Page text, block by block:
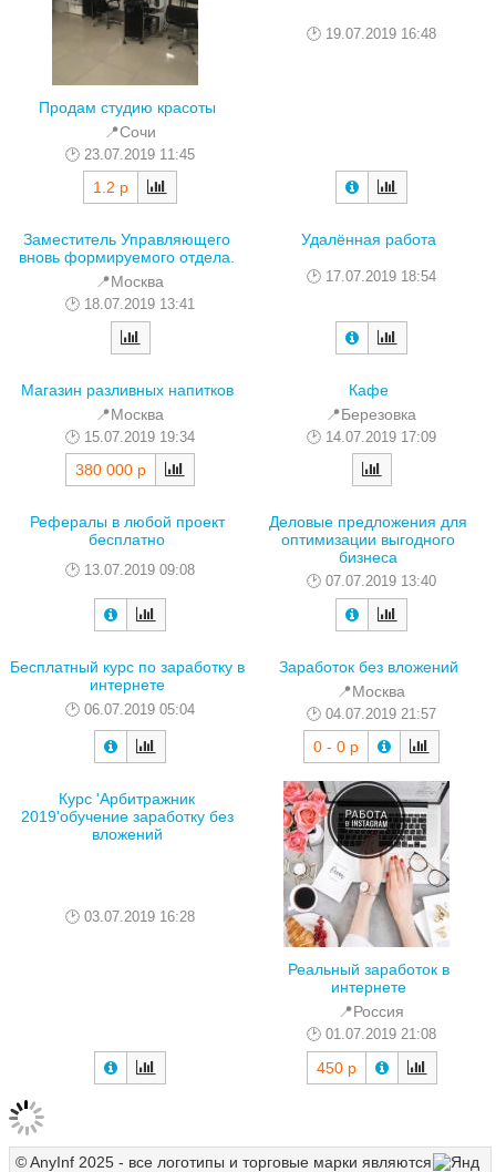
Продам студию красоты
📍Сочи
23.07.2019 11:45
1.2 р
19.07.2019 16:48
Заместитель Управляющего
вновь формируемого отдела.
📍Москва
18.07.2019 13:41
Удалённая работа
17.07.2019 18:54
Магазин разливных напитков
📍Москва
15.07.2019 19:34
380 000 р
Кафе
📍Березовка
14.07.2019 17:09
Рефералы в любой проект
бесплатно
13.07.2019 09:08
Деловые предложения для
оптимизации выгодного
бизнеса
07.07.2019 13:40
Бесплатный курс по заработку в
интернете
06.07.2019 05:04
Заработок без вложений
📍Москва
04.07.2019 21:57
0 - 0 р
Курс 'Арбитражник
2019'обучение заработку без
вложений
03.07.2019 16:28
Реальный заработок в
интернете
📍Россия
01.07.2019 21:08
450 р
© AnyInf 2025 - все логотипы и торговые марки являются